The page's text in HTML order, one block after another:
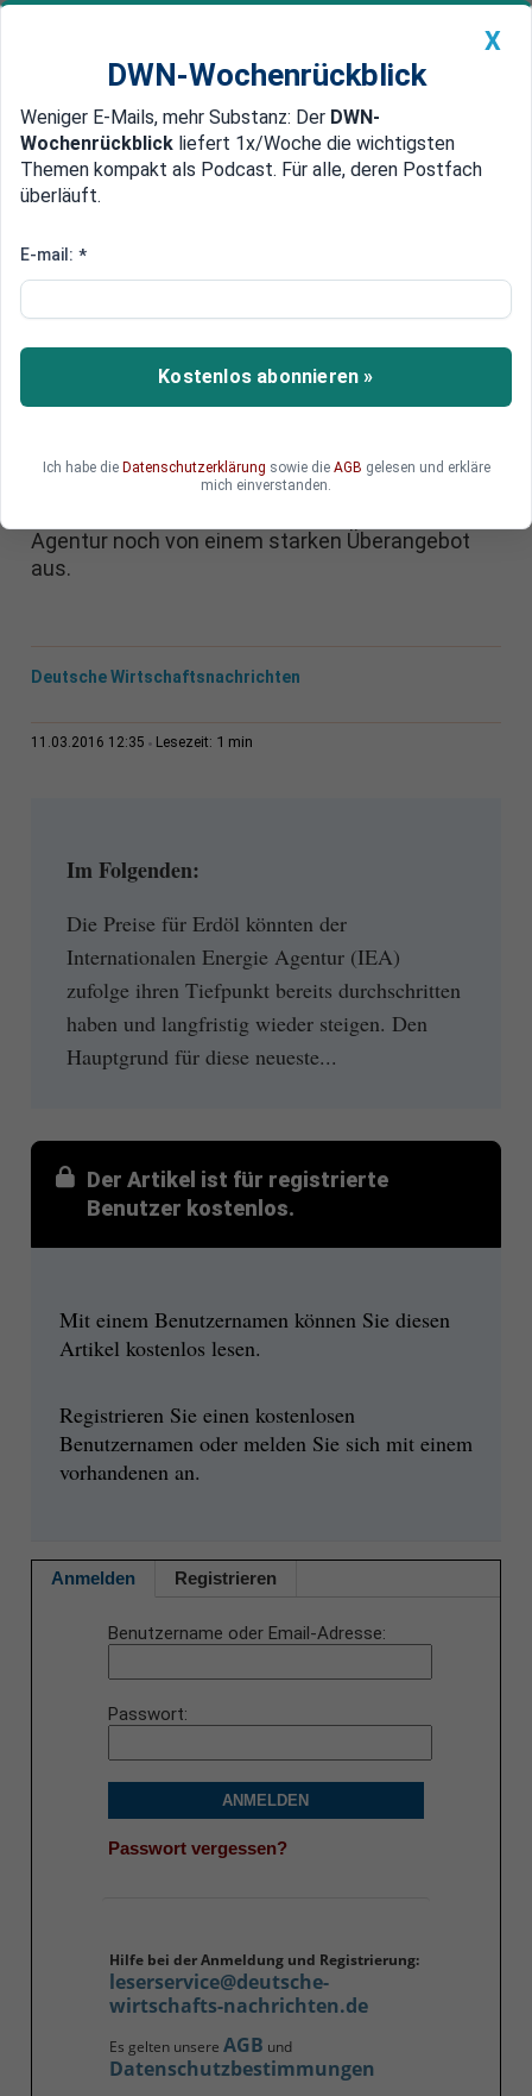
Newsticker MEIN DWN: Geldanlage Premium
Edelmetalle DWN-Magazin China
Widersprüchliche Prognosen
Prognose der IEA: Niedergang
der Fracking-Industrie stärkt
Ölpreise
Prognosen der Internationalen Energie Agentur
hinter sich haben. Die Überproduktion sinke, weil
immer mehr Frackingfirmen aus dem Markt
Agentur noch von einem starken Überangebot
aus.
Deutsche Wirtschaftsnachrichten
11.03.2016 12:35 Lesezeit: 1 min
Im Folgenden:
Die Preise für Erdöl könnten der
Internationalen Energie Agentur (IEA)
zufolge ihren Tiefpunkt bereits durchschritten
haben und langfristig wieder steigen. Den
Hauptgrund für diese neueste...
Der Artikel ist für registrierte
Benutzer kostenlos.
Mit einem Benutzernamen können Sie diesen
Artikel kostenlos lesen.
Registrieren Sie einen kostenlosen
Benutzernamen oder melden Sie sich mit einem
vorhandenen an.
Anmelden Registrieren
Benutzername oder Email-Adresse
Passwort
ANMELDEN
Passwort vergessen?
Hilfe bei der Anmeldung und Registrierung:
leserservice@deutsche-
wirtschafts-nachrichten.de
Es gelten unsere AGB und
Datenschutzbestimmungen
X
DWN-Wochenrückblick
Weniger E-Mails, mehr Substanz: Der DWN-
Wochenrückblick liefert 1x/Woche die wichtigsten
Themen kompakt als Podcast. Für alle, deren Postfach
überläuft.
E-mail: *
Kostenlos abonnieren »
Ich habe die Datenschutzerklärung sowie die AGB gelesen und erkläre
mich einverstanden.